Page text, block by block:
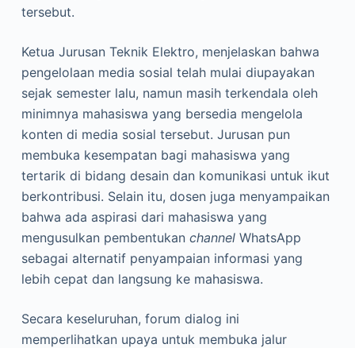
tersebut.
Ketua Jurusan Teknik Elektro, menjelaskan bahwa
pengelolaan media sosial telah mulai diupayakan
sejak semester lalu, namun masih terkendala oleh
minimnya mahasiswa yang bersedia mengelola
konten di media sosial tersebut. Jurusan pun
membuka kesempatan bagi mahasiswa yang
tertarik di bidang desain dan komunikasi untuk ikut
berkontribusi. Selain itu, dosen juga menyampaikan
bahwa ada aspirasi dari mahasiswa yang
mengusulkan pembentukan channelWhatsApp
sebagai alternatif penyampaian informasi yang
lebih cepat dan langsung ke mahasiswa.
Secara keseluruhan, forum dialog ini
memperlihatkan upaya untuk membuka jalur